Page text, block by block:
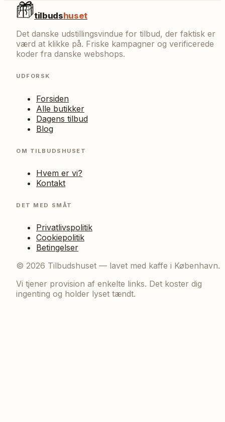
tilbudshuset
Det danske udstillingsvindue for tilbud, der faktisk er
værd at klikke på. Friske kampagner og verificerede
koder fra danske webshops.
UDFORSK
Forsiden
Alle butikker
Dagens tilbud
Blog
OM TILBUDSHUSET
Hvem er vi?
Kontakt
DET MED SMÅT
Privatlivspolitik
Cookiepolitik
Betingelser
© 2026 Tilbudshuset — lavet med kaffe i København.
Vi tjener provision af enkelte links. Det koster dig
ingenting og holder lyset tændt.